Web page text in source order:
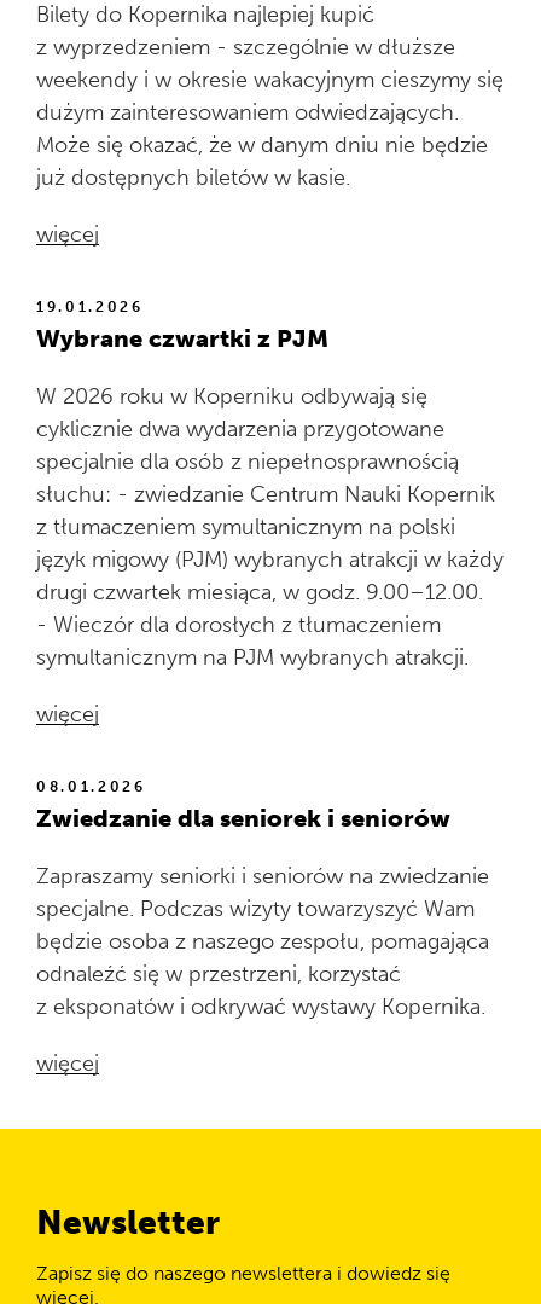
Bilety do Kopernika najlepiej kupić
z wyprzedzeniem - szczególnie w dłuższe
weekendy i w okresie wakacyjnym cieszymy się
dużym zainteresowaniem odwiedzających.
Może się okazać, że w danym dniu nie będzie
już dostępnych biletów w kasie.
więcej
19.01.2026
Wybrane czwartki z PJM
W 2026 roku w Koperniku odbywają się
cyklicznie dwa wydarzenia przygotowane
specjalnie dla osób z niepełnosprawnością
słuchu: - zwiedzanie Centrum Nauki Kopernik
z tłumaczeniem symultanicznym na polski
język migowy (PJM) wybranych atrakcji w każdy
drugi czwartek miesiąca, w godz. 9.00–12.00.
- Wieczór dla dorosłych z tłumaczeniem
symultanicznym na PJM wybranych atrakcji.
więcej
08.01.2026
Zwiedzanie dla seniorek i seniorów
Zapraszamy seniorki i seniorów na zwiedzanie
specjalne. Podczas wizyty towarzyszyć Wam
będzie osoba z naszego zespołu, pomagająca
odnaleźć się w przestrzeni, korzystać
z eksponatów i odkrywać wystawy Kopernika.
więcej
Newsletter
Zapisz się do naszego newslettera i dowiedz się
więcej.